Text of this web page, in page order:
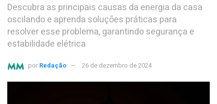
Descubra as principais causas da energia da casa
oscilando e aprenda soluções práticas para
resolver esse problema, garantindo segurança e
estabilidade elétrica
por Redação 26 de dezembro de 2024